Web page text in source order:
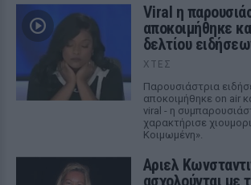
Viral η
αποκοιμήθηκε
δελτίου
ΧΤΕΣ
Παρουσιάστρια
αποκοιμήθηκε on air
viral - η
χαρακτήρισε
Κοιμωμένη».
Αριελ
ασχολούνται με